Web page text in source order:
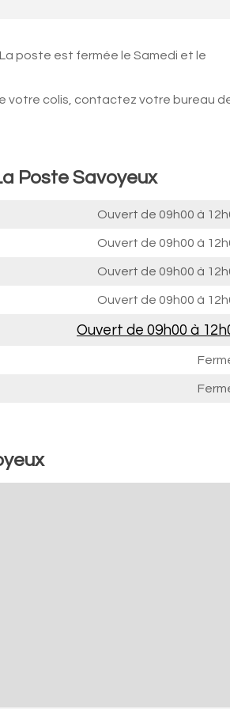
poste est fermée le Samedi et le
votre colis, contactez votre bureau
Poste Savoyeux
Ouvert de 09h00 à
Ouvert de 09h00 à
Ouvert de 09h00 à
Ouvert de 09h00 à
Ouvert de 09h00 à